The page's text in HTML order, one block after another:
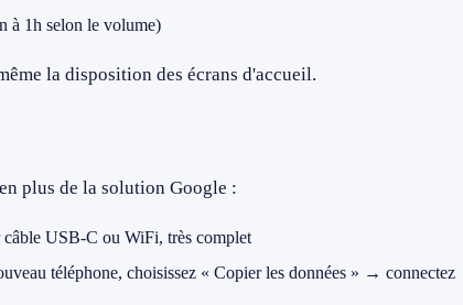
à 1h selon le volume)
la disposition des écrans d'accueil.
plus de la solution Google :
USB-C ou WiFi, très complet
téléphone, choisissez « Copier les données » → connectez